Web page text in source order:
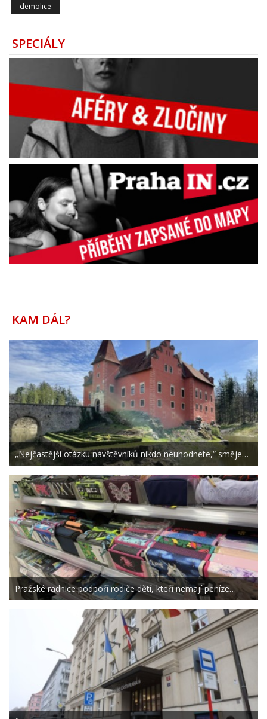
demolice
SPECIÁLY
KAM DÁL?
„Nejčastější otázku návštěvníků nikdo neuhodnete,“ směje…
Pražské radnice podpoří rodiče dětí, kteří nemají peníze…